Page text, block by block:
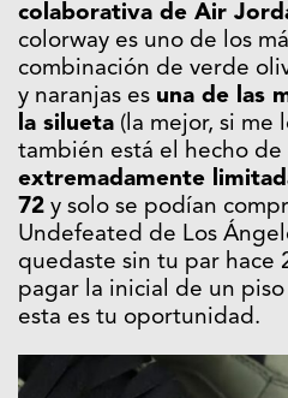
colaborativa de Air
colorway es uno de los
combinación de verde
y naranjas es una de las
la silueta (la mejor, si me
también está el hecho de
extremadamente
72 y solo se podían
Undefeated de Los
quedaste sin tu par hace
pagar la inicial de un
esta es tu oportunidad.